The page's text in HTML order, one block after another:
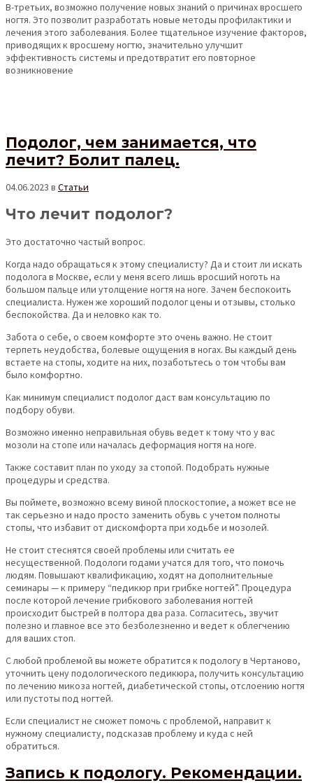
В-третьих, возможно получение новых знаний о причинах вросшего
ногтя. Это позволит разработать новые методы профилактики и
лечения этого заболевания. Более тщательное изучение факторов,
приводящих к вросшему ногтю, значительно улучшит
эффективность системы и предотвратит его повторное
возникновение
Подолог, чем занимается, что
лечит? Болит палец.
04.06.2023 в Статьи
Что лечит подолог?
Это достаточно частый вопрос.
Когда надо обращаться к этому специалисту? Да и стоит ли искать
подолога в Москве, если у меня всего лишь вросший ноготь на
большом пальце или утолщение ногтя на ноге. Зачем беспокоить
специалиста. Нужен же хороший подолог цены и отзывы, столько
беспокойства. Да и неловко как то.
Забота о себе, о своем комфорте это очень важно. Не стоит
терпеть неудобства, болевые ощущения в ногах. Вы каждый день
встаете на стопы, ходите на них, позаботьтесь о том чтобы вам
было комфортно.
Как минимум специалист подолог даст вам консультацию по
подбору обуви.
Возможно именно неправильная обувь ведет к тому что у вас
мозоли на стопе или началась деформация ногтя на ноге.
Также составит план по уходу за стопой. Подобрать нужные
процедуры и средства.
Вы поймете, возможно всему виной плоскостопие, а может все не
так серьезно и надо просто заменить обувь с учетом полноты
стопы, что избавит от дискомфорта при ходьбе и мозолей.
Не стоит стеснятся своей проблемы или считать ее
несущественной. Подологи годами учатся для того, что помочь
людям. Повышают квалификацию, ходят на дополнительные
семинары — к примеру “педикюр при грибке ногтей”. Процедура
после которой лечение грибкового заболевания ногтей
происходит быстрей в полтора два раза. Согласитесь, звучит
полезно и главное все это безболезненно и ведет к облегчению
для ваших стоп.
С любой проблемой вы можете обратится к подологу в Чертаново,
уточнить цену подологического педикюра, получить консультацию
по лечению микоза ногтей, диабетической стопы, отслоению ногтя
или пустоты под ногтей.
Если специалист не сможет помочь с проблемой, направит к
нужному специалисту, подсказав проблему и куда с ней
обратиться.
Запись к подологу. Рекомендации.